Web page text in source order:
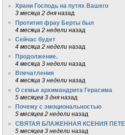
Храни Господь на путях Вашего
3 месяца 2 дня назад
Протитип фрау Берты был
4 месяца 2 недели назад
Сейчас будет
4 месяца 2 недели назад
Продолжение.
4 месяца 3 недели назад
Впечатления
4 месяца 3 недели назад
О семье архимандрита Герасима
5 месяцев 3 дня назад
Почему с эмоциональностью
5 месяцев 2 недели назад
СВЯТАЯ БЛАЖЕННАЯ КСЕНИЯ
5 месяцев 3 недели назад